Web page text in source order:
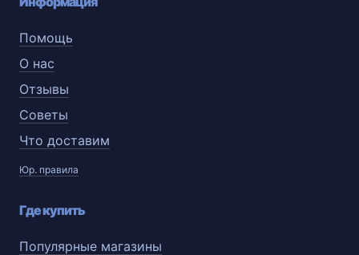
Помощь
О нас
Отзывы
Советы
Что доставим
Юр. правила
Где купить
Популярные магазины